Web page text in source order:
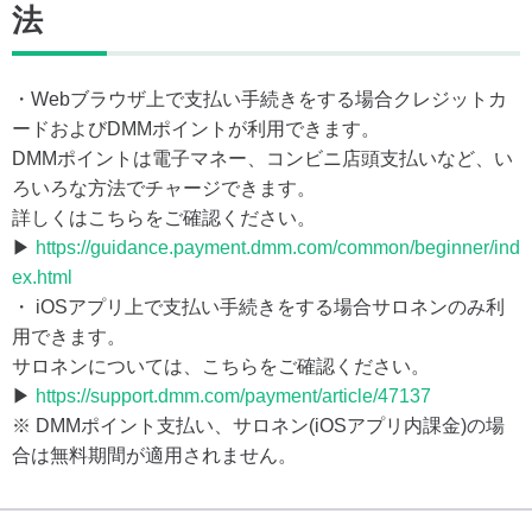
法
・Webブラウザ上で支払い手続きをする場合クレジットカ
ードおよびDMMポイントが利用できます。
DMMポイントは電子マネー、コンビニ店頭支払いなど、い
ろいろな方法でチャージできます。
詳しくはこちらをご確認ください。
▶ https://guidance.payment.dmm.com/common/beginner/ind
ex.html
・ iOSアプリ上で支払い手続きをする場合サロネンのみ利
用できます。
サロネンについては、こちらをご確認ください。
▶ https://support.dmm.com/payment/article/47137
※ DMMポイント支払い、サロネン(iOSアプリ内課金)の場
合は無料期間が適用されません。